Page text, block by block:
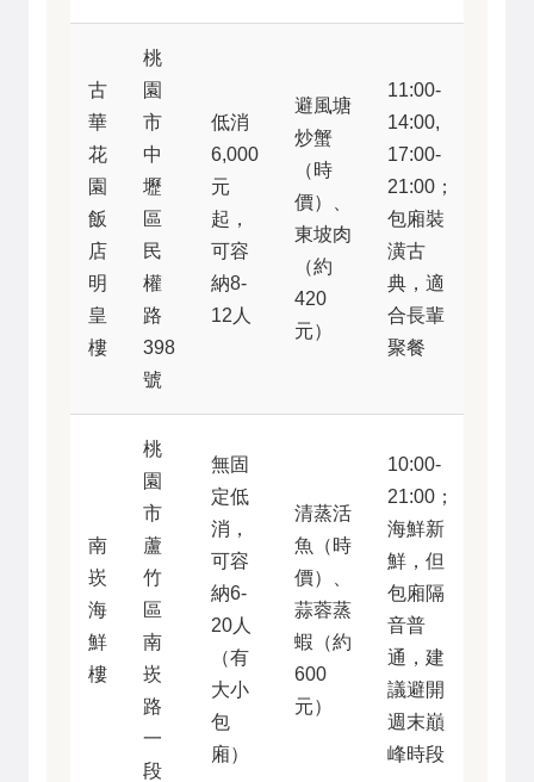
古
華
花
園
飯
店
明
皇
樓
桃
園
市
中
壢
區
民
權
路
398
號
低消
6,000
元
起，
可容
納8-
12人
避風塘
炒蟹
（時
價）、
東坡肉
（約
420
元）
11:00-
14:00,
17:00-
21:00；
包廂裝
潢古
典，適
合長輩
聚餐
南
崁
海
鮮
樓
桃
園
市
蘆
竹
區
南
崁
路
一
段
無固
定低
消，
可容
納6-
20人
（有
大小
包
廂）
清蒸活
魚（時
價）、
蒜蓉蒸
蝦（約
600
元）
10:00-
21:00；
海鮮新
鮮，但
包廂隔
音普
通，建
議避開
週末巔
峰時段